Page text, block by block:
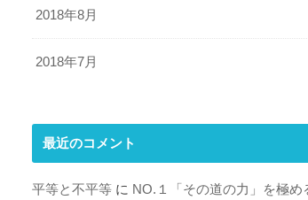
2018年8月
2018年7月
最近のコメント
平等と不平等 に NO.１「その道の力」を極め